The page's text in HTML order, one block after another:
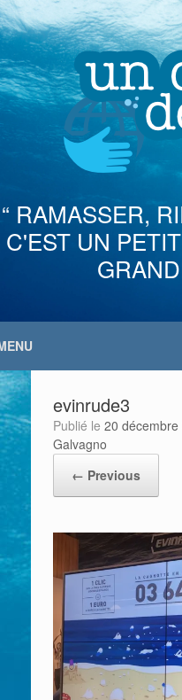
Skip
to
content
“ RAMASSER,
C'EST UN
evinrude3
Publié le 20 décembre
Galvagno
← Previous